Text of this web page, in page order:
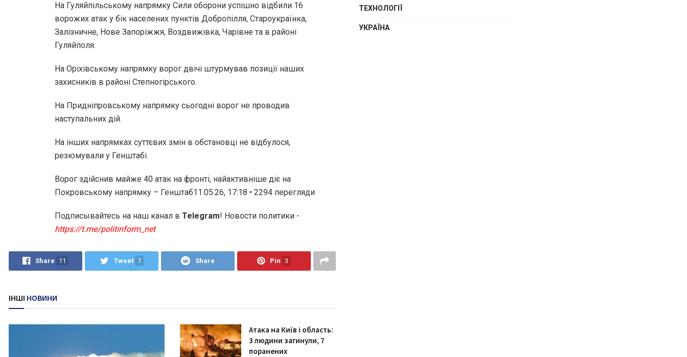
На Гуляйпільському напрямку Сили оборони успішно відбили 16
ворожих атак у бік населених пунктів Добропілля, Староукраїнка,
Залізничне, Нове Запоріжжя, Воздвижівка, Чарівне та в районі
Гуляйполя.
На Оріхівському напрямку ворог двічі штурмував позиції наших
захисників в районі Степногірського.
На Придніпровському напрямку сьогодні ворог не проводив
наступальних дій.
На інших напрямках суттєвих змін в обстановці не відбулося,
резюмували у Генштабі.
Ворог здійснив майже 40 атак на фронті, найактивніше діє на
Покровському напрямку – Генштаб11.05.26, 17:18 • 2294 перегляди
Подписывайтесь на наш канал в Telegram! Новости политики -
https://t.me/politinform_net
Share 11 Tweet 7 Share Pin 3
ІНШІ НОВИНИ
Атака на Київ і область:
3 людини загинули, 7
поранених
ТЕХНОЛОГІЇ
УКРАЇНА